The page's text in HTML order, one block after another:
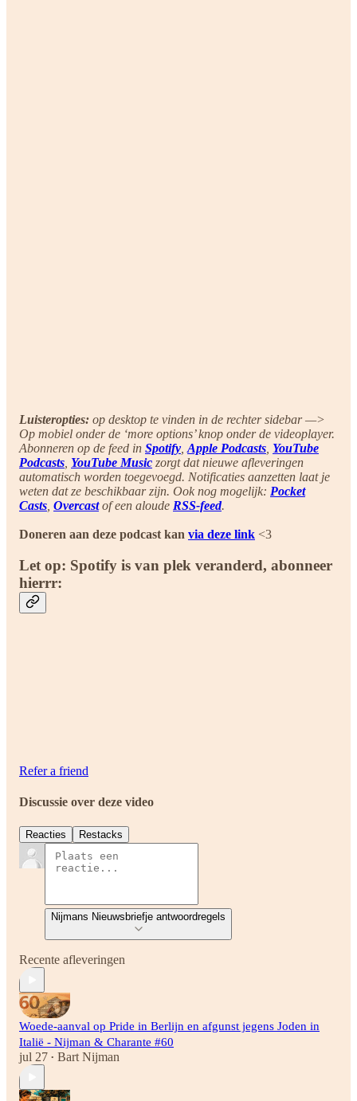
Luisteropties: op desktop te vinden in de rechter sidebar —>
Op mobiel onder de ‘more options’ knop onder de videoplayer.
Abonneren op de feed in Spotify Apple Podcasts YouTube
Podcasts YouTube Music zorgt dat nieuwe afleveringen
automatisch worden toegevoegd. Notificaties aanzetten laat je
weten dat ze beschikbaar zijn. Ook nog mogelijk: Pocket
Casts Overcastof een aloude RSS-feed.
Doneren aan deze podcast kan via deze link <3
Let op: Spotify is van plek veranderd, abonneer
hierrr:
Refer a friend
Discussie over deze video
Reacties Restacks
Nijmans Nieuwsbriefje antwoordregels
Recente afleveringen
Woede-aanval op Pride in Berlijn en afgunst jegens Joden in
Italië - Nijman & Charante #60
jul 27 • Bart Nijman